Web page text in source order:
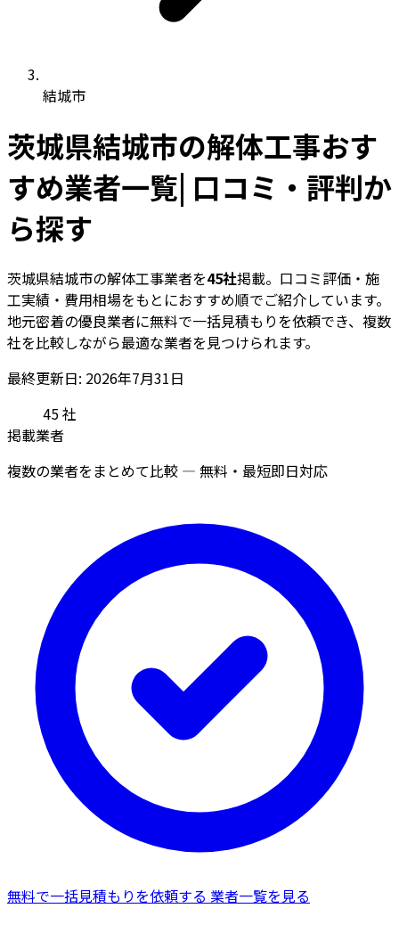
結城市
茨城県結城市の解体工事おす
すめ業者一覧| 口コミ・評判か
ら探す
茨城県結城市の解体工事業者を45社掲載。口コミ評価・施
工実績・費用相場をもとにおすすめ順でご紹介しています。
地元密着の優良業者に無料で一括見積もりを依頼でき、複数
社を比較しながら最適な業者を見つけられます。
最終更新日: 2026年7月31日
45社
掲載業者
複数の業者をまとめて比較 — 無料・最短即日対応
無料で一括見積もりを依頼する 業者一覧を見る